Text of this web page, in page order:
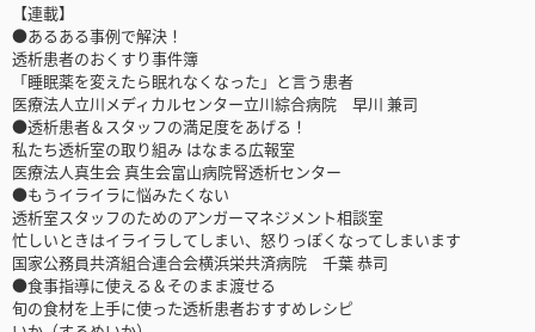
【連載】
●あるある事例で解決！
透析患者のおくすり事件簿
「睡眠薬を変えたら眠れなくなった」と言う患者
医療法人立川メディカルセンター立川綜合病院 早川 兼司
●透析患者＆スタッフの満足度をあげる！
私たち透析室の取り組み はなまる広報室
医療法人真生会 真生会富山病院腎透析センター
●もうイライラに悩みたくない
透析室スタッフのためのアンガーマネジメント相談室
忙しいときはイライラしてしまい、怒りっぽくなってしまいます
国家公務員共済組合連合会横浜栄共済病院 千葉 恭司
●食事指導に使える＆そのまま渡せる
旬の食材を上手に使った透析患者おすすめレシピ